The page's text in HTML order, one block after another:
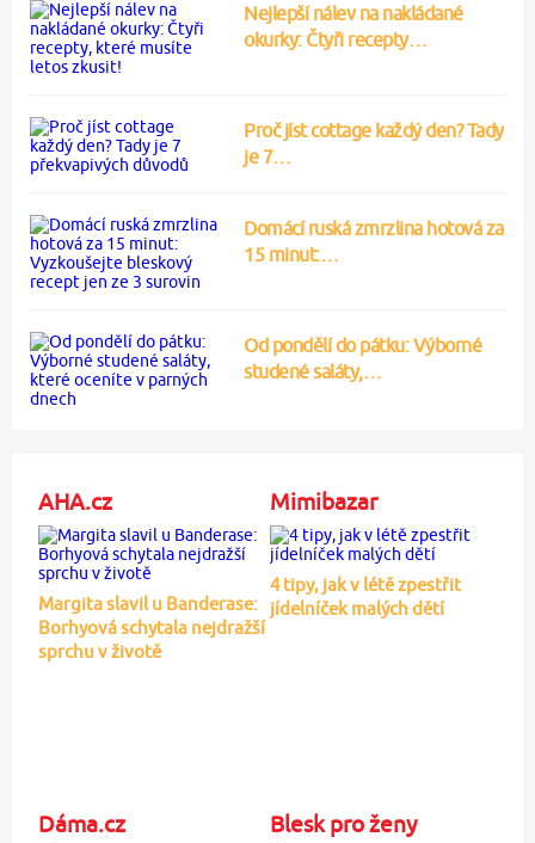
Nejlepší nálev na nakládané
okurky: Čtyři recepty…
Proč jíst cottage každý den? Tady
je 7…
Domácí ruská zmrzlina hotová za
15 minut:…
Od pondělí do pátku: Výborné
studené saláty,…
AHA.cz
Margita slavil u Banderase:
Borhyová schytala nejdražší
sprchu v životě
Mimibazar
4 tipy, jak v létě zpestřit
jídelníček malých dětí
Dáma.cz Blesk pro ženy